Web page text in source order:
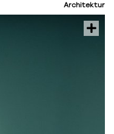
Architektur